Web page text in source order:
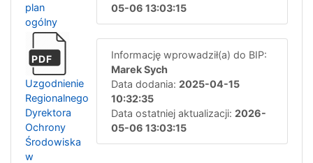
plan
ogólny
05-06 13:03:15
PDF
Uzgodnienie
Regionalnego
Dyrektora
Ochrony
Środowiska
w
Informację wprowadził(a) do BIP:
Marek Sych
Data dodania: 2025-04-15
10:32:35
Data ostatniej aktualizacji: 2026-
05-06 13:03:15